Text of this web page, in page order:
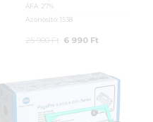
ÁFA: 27%
Azonosító: 1538
25 900Ft Original
25
900 Ft.
6 990 Ft
6
990 Ft.